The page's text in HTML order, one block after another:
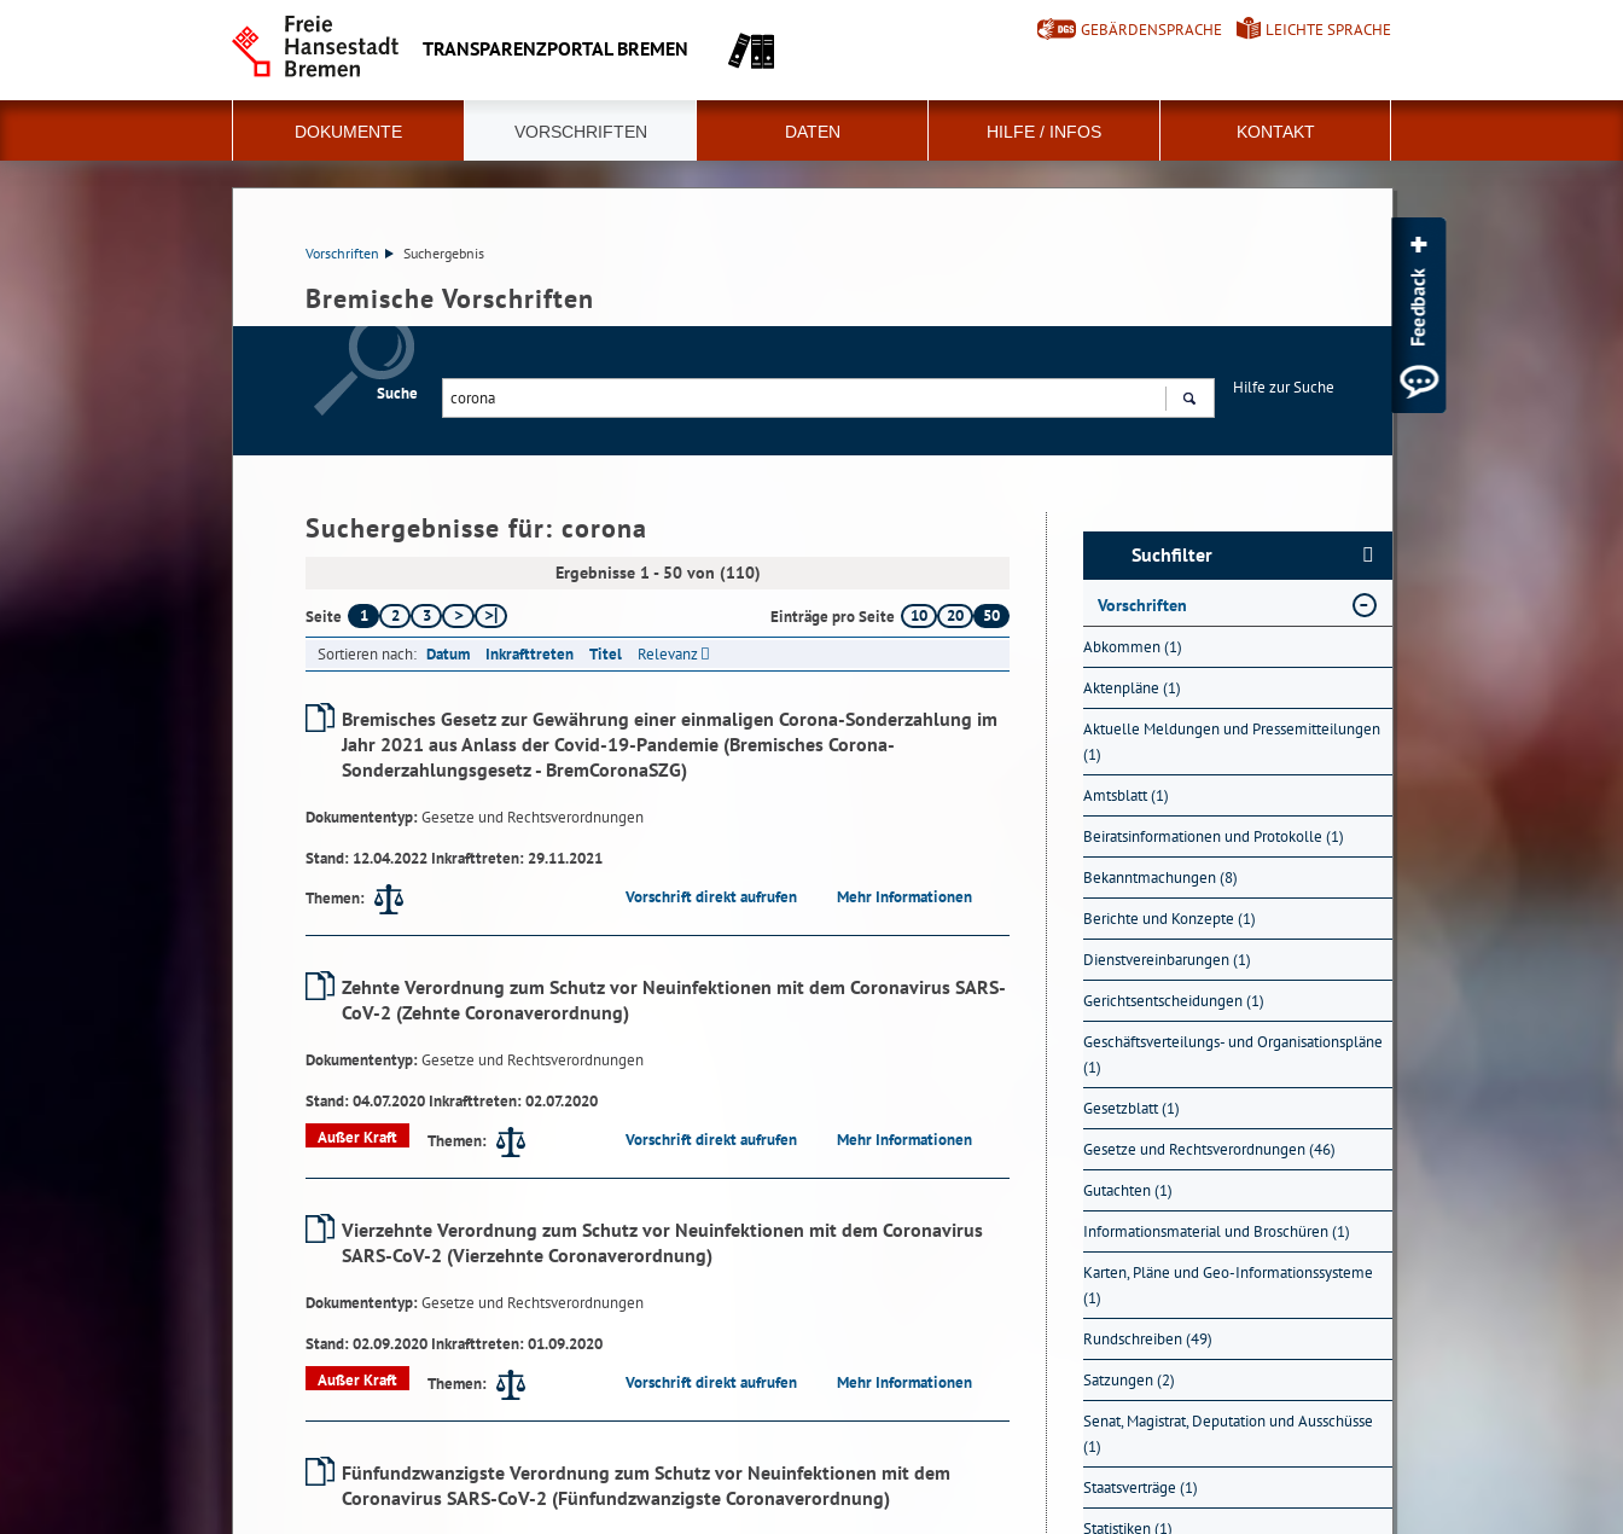
TRANSPARENZPORTAL BREMEN
GEBÄRDENSPRACHE LEICHTE SPRACHE
DOKUMENTE VORSCHRIFTEN DATEN HILFE / INFOS KONTAKT
Vorschriften Suchergebnis
Bremische Vorschriften
Suche
Hilfe zur Suche
Suchergebnisse für: corona
Ergebnisse 1 - 50 von (110)
Seite 1 2 3 Einträge pro Seite 10 20
50
Sortieren nach: Datum Inkrafttreten Titel Relevanz
Bremisches Gesetz zur Gewährung einer einmaligen Corona-Sonderzahlung im
Jahr 2021 aus Anlass der Covid-19-Pandemie (Bremisches Corona-
Sonderzahlungsgesetz - BremCoronaSZG)
Dokumententyp:Gesetze und Rechtsverordnungen
Stand: 12.04.2022 Inkrafttreten: 29.11.2021
Themen:
Vorschrift direkt aufrufen Mehr Informationen
Zehnte Verordnung zum Schutz vor Neuinfektionen mit dem Coronavirus SARS-
CoV-2 (Zehnte Coronaverordnung)
Dokumententyp:Gesetze und Rechtsverordnungen
Stand: 04.07.2020 Inkrafttreten: 02.07.2020
Außer Kraft
Themen: Vorschrift direkt aufrufen Mehr Informationen
Vierzehnte Verordnung zum Schutz vor Neuinfektionen mit dem Coronavirus
SARS-CoV-2 (Vierzehnte Coronaverordnung)
Dokumententyp:Gesetze und Rechtsverordnungen
Stand: 02.09.2020 Inkrafttreten: 01.09.2020
Außer Kraft
Themen: Vorschrift direkt aufrufen Mehr Informationen
Fünfundzwanzigste Verordnung zum Schutz vor Neuinfektionen mit dem
Coronavirus SARS-CoV-2 (Fünfundzwanzigste Coronaverordnung)
Suchfilter
Vorschriften
Abkommen (1)
Aktenpläne (1)
Aktuelle Meldungen und Pressemitteilungen
(1)
Amtsblatt (1)
Beiratsinformationen und Protokolle (1)
Bekanntmachungen (8)
Berichte und Konzepte (1)
Dienstvereinbarungen (1)
Gerichtsentscheidungen (1)
Geschäftsverteilungs- und Organisationspläne
(1)
Gesetzblatt (1)
Gesetze und Rechtsverordnungen (46)
Gutachten (1)
Informationsmaterial und Broschüren (1)
Karten, Pläne und Geo-Informationssysteme
(1)
Rundschreiben (49)
Satzungen (2)
Senat, Magistrat, Deputation und Ausschüsse
(1)
Staatsverträge (1)
Statistiken (1)